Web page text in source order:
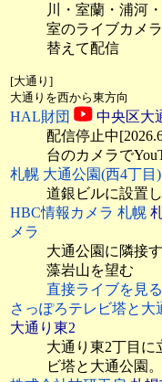
川・室蘭・浦河
室のライブカメ
替えて配信
[大通り]
大通りを西から東方向
HAL財団
中央区大
配信停止中
台のカメラで
札幌 大通公園(西4丁目)
道銀ビルに設置
HBC情報カメラ 札幌
メラ
大通公園に隣接
藻岩山を望む
直接ライブを見る
さっぽろテレビ塔と大
大通り東2
大通り東2丁目に
ビ塔と大通公園